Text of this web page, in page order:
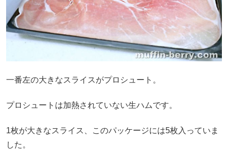
一番左の大きなスライスがプロシュート。
プロシュートは加熱されていない生ハムです。
1枚が大きなスライス、このパッケージには5枚入っていま
した。